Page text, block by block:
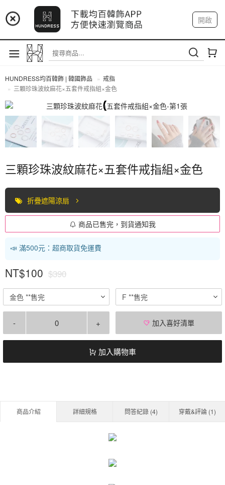
📢 市集預告：9/4-9/6 淡水捷運站
📢 市集預告：9/12-9/13 八里海巡基地
📢 市集預告：8/22-8/23 桃園青埔置地廣場
開啟
註冊 我的帳戶
HUNDRESS均百韓飾 | 韓國飾品
戒指
三顆珍珠波紋麻花×五套件戒指組×金色
三顆珍珠波紋麻花×五套件戒指組×金色
折疊遮陽涼扇
商品已售完，到貨通知我
📣 滿500元：超商取貨免運費
NT$100 $390
金色 **售完 F **售完
- + 加入喜好清單
加入購物車
商品介紹 詳細規格 問答紀錄 (4) 穿戴&評論 (1)